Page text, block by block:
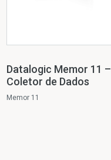
Datalogic Memor 11 –
Coletor de Dados
Memor 11